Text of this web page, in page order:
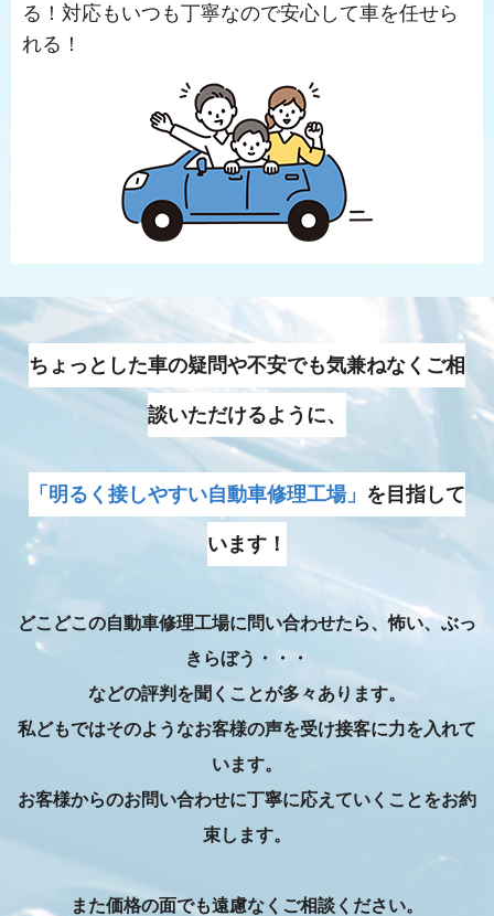
る！対応もいつも丁寧なので安心して車を任せら
れる！
ちょっとした車の疑問や不安でも気兼ねなくご相
談いただけるように、
「明るく接しやすい自動車修理工場」 を目指して
います！
どこどこの自動車修理工場に問い合わせたら、怖い、ぶっ
きらぼう・・・
などの評判を聞くことが多々あります。
私どもではそのようなお客様の声を受け接客に力を入れて
います。
お客様からのお問い合わせに丁寧に応えていくことをお約
束します。
また価格の面でも遠慮なくご相談ください。